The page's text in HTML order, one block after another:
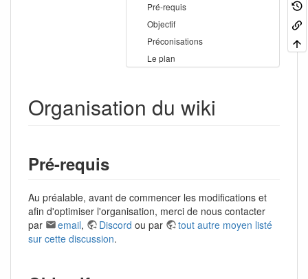
Pré-requis
Objectif
Préconisations
Le plan
Organisation du wiki
Pré-requis
Au préalable, avant de commencer les modifications et
afin d'optimiser l'organisation, merci de nous contacter
par
email, Discord ou par
tout autre moyen listé
sur cette discussion.